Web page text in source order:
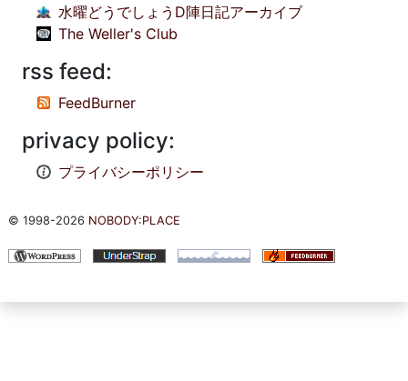
水曜どうでしょうD陣日記アーカイブ
The Weller's Club
rss feed:
FeedBurner
privacy policy:
プライバシーポリシー
© 1998-2026 NOBODY:PLACE